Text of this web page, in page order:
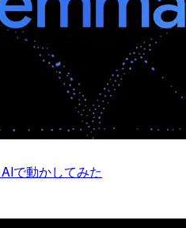
で動かしてみた